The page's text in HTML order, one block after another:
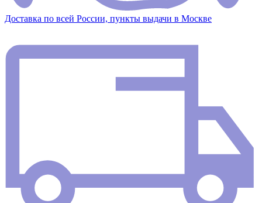
Доставка по всей России, пункты выдачи в Москве